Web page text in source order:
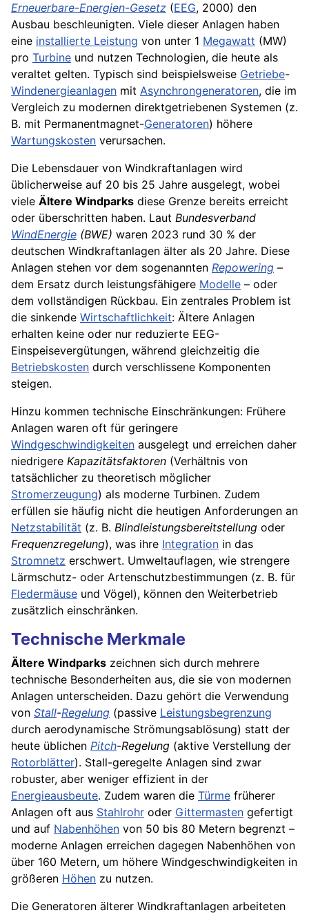
Erneuerbare-Energien-Gesetz (EEG, 2000) den
Ausbau beschleunigten. Viele dieser Anlagen haben
eine installierte Leistung von unter 1 Megawatt (MW)
pro Turbine und nutzen Technologien, die heute als
veraltet gelten. Typisch sind beispielsweise Getriebe-
Windenergieanlagen mit Asynchrongeneratoren, die im
Vergleich zu modernen direktgetriebenen Systemen (z.
B. mit Permanentmagnet-Generatoren) höhere
Wartungskosten verursachen.
Die Lebensdauer von Windkraftanlagen wird
üblicherweise auf 20 bis 25 Jahre ausgelegt, wobei
viele Ältere Windparks diese Grenze bereits erreicht
oder überschritten haben. Laut Bundesverband
WindEnergie (BWE) waren 2023 rund 30 % der
deutschen Windkraftanlagen älter als 20 Jahre. Diese
Anlagen stehen vor dem sogenannten Repowering –
dem Ersatz durch leistungsfähigere Modelle – oder
dem vollständigen Rückbau. Ein zentrales Problem ist
die sinkende Wirtschaftlichkeit: Ältere Anlagen
erhalten keine oder nur reduzierte EEG-
Einspeisevergütungen, während gleichzeitig die
Betriebskosten durch verschlissene Komponenten
steigen.
Hinzu kommen technische Einschränkungen: Frühere
Anlagen waren oft für geringere
Windgeschwindigkeiten ausgelegt und erreichen daher
niedrigere Kapazitätsfaktoren (Verhältnis von
tatsächlicher zu theoretisch möglicher
Stromerzeugung) als moderne Turbinen. Zudem
erfüllen sie häufig nicht die heutigen Anforderungen an
Netzstabilität (z. B. Blindleistungsbereitstellung oder
Frequenzregelung), was ihre Integration in das
Stromnetz erschwert. Umweltauflagen, wie strengere
Lärmschutz- oder Artenschutzbestimmungen (z. B. für
Fledermäuse und Vögel), können den Weiterbetrieb
zusätzlich einschränken.
Technische Merkmale
Ältere Windparks zeichnen sich durch mehrere
technische Besonderheiten aus, die sie von modernen
Anlagen unterscheiden. Dazu gehört die Verwendung
von Stall-Regelung (passive Leistungsbegrenzung
durch aerodynamische Strömungsablösung) statt der
heute üblichen Pitch-Regelung (aktive Verstellung der
Rotorblätter). Stall-geregelte Anlagen sind zwar
robuster, aber weniger effizient in der
Energieausbeute. Zudem waren die Türme früherer
Anlagen oft aus Stahlrohr oder Gittermasten gefertigt
und auf Nabenhöhen von 50 bis 80 Metern begrenzt –
moderne Anlagen erreichen dagegen Nabenhöhen von
über 160 Metern, um höhere Windgeschwindigkeiten in
größeren Höhen zu nutzen.
Die Generatoren älterer Windkraftanlagen arbeiteten